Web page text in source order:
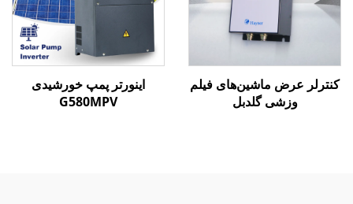
کنترلر عرض ماشین‌های فیلم
وزشی گلدبل
اینورتر پمپ خورشیدی
G580MPV